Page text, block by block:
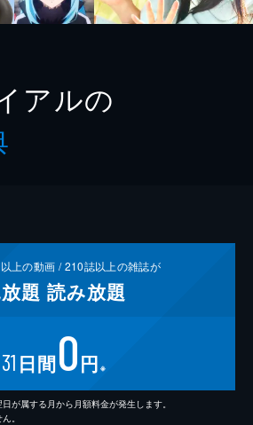
アルの
上の動画 /210誌以上の雑誌が
題 読み放題
31 日間0円 ※
が属する月から月額料金が発生します。
。